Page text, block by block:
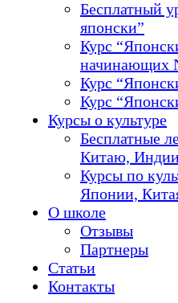
Бесплатный
японски”
Курс
начинающих
Курс
Курс
Курсы о культуре
Бесплатные
Китаю,
Курсы по
Японии,
О школе
Отзывы
Партнеры
Статьи
Контакты